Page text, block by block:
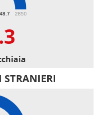
2850
STRANIERI